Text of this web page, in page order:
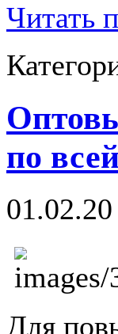
Читать
по
Для